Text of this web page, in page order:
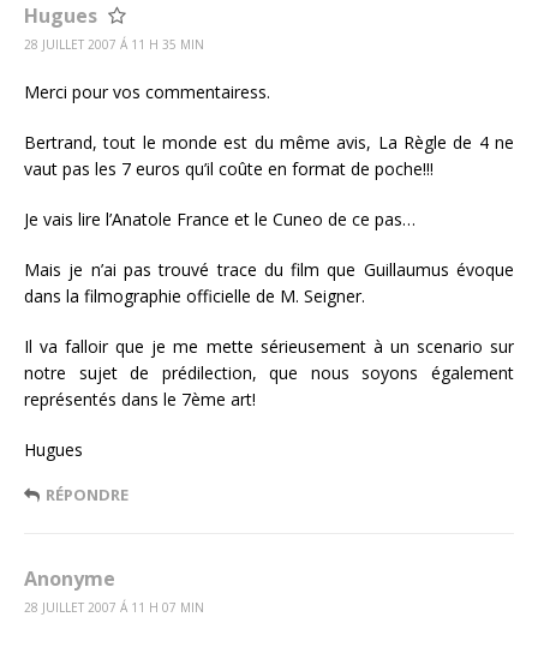
Hugues
28 JUILLET 2007 Á 11 H 35 MIN
Merci pour vos commentairess.
Bertrand, tout le monde est du même avis, La Règle de 4 ne
vaut pas les 7 euros qu’il coûte en format de poche!!!
Je vais lire l’Anatole France et le Cuneo de ce pas…
Mais je n’ai pas trouvé trace du film que Guillaumus évoque
dans la filmographie officielle de M. Seigner.
Il va falloir que je me mette sérieusement à un scenario sur
notre sujet de prédilection, que nous soyons également
représentés dans le 7ème art!
Hugues
RÉPONDRE
Anonyme
28 JUILLET 2007 Á 11 H 07 MIN